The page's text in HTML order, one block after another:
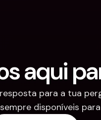
aqui
para a tua
disponíveis